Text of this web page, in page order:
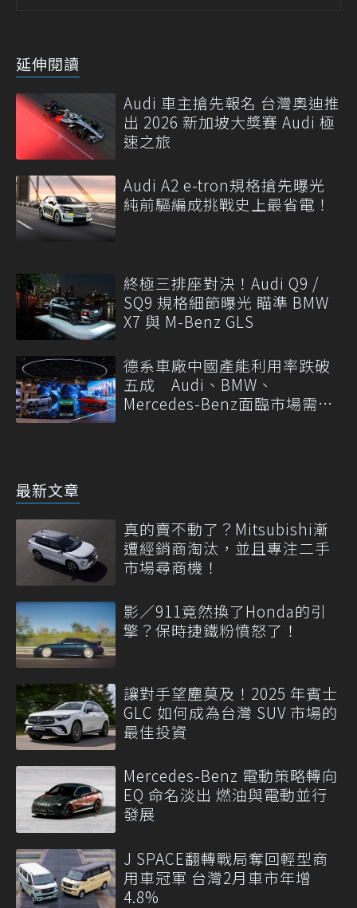
延伸閱讀
Audi 車主搶先報名 台灣奧迪推
出 2026 新加坡大獎賽 Audi 極
速之旅
Audi A2 e-tron規格搶先曝光
純前驅編成挑戰史上最省電！
終極三排座對決！Audi Q9 /
SQ9 規格細節曝光 瞄準 BMW
X7 與 M-Benz GLS
德系車廠中國產能利用率跌破
五成 Audi、BMW、
Mercedes-Benz面臨市場需求
最新文章
真的賣不動了？Mitsubishi漸
遭經銷商淘汰，並且專注二手
市場尋商機！
影／911竟然換了Honda的引
擎？保時捷鐵粉憤怒了！
讓對手望塵莫及！2025 年賓士
GLC 如何成為台灣 SUV 市場的
最佳投資
Mercedes-Benz 電動策略轉向
EQ 命名淡出 燃油與電動並行
發展
J SPACE翻轉戰局奪回輕型商
用車冠軍 台灣2月車市年增
4.8%